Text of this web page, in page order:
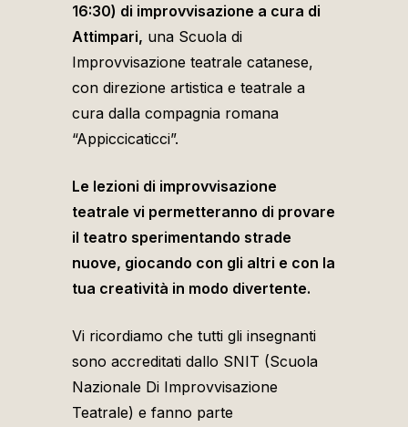
16:30) di improvvisazione a cura di
Attimpari, una Scuola di
Improvvisazione teatrale catanese,
con direzione artistica e teatrale a
cura dalla compagnia romana
“Appiccicaticci”.
Le lezioni di improvvisazione
teatrale vi permetteranno di provare
il teatro sperimentando strade
nuove, giocando con gli altri e con la
tua creatività in modo divertente.
Vi ricordiamo che tutti gli insegnanti
sono accreditati dallo SNIT (Scuola
Nazionale Di Improvvisazione
Teatrale) e fanno parte